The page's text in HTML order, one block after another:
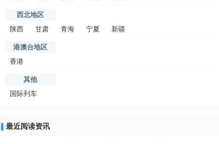
西北地区
陕西
甘肃 青海 宁夏 新疆
港澳台地区
香港
其他
国际列车
最近阅读资讯